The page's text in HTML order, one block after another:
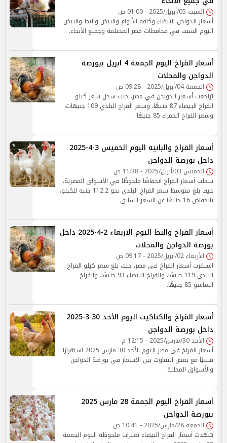
السبت 05/أبريل/2025 - 01:00 ص
أسعار الدواجن البيضاء وكافة الأنواع والبيض والبط والبيض
اليوم السبت في محافظات مصر المختلفة وجميع الأنحاء.
أسعار الفراخ اليوم الجمعة 4 ابريل ببورصة
الدواجن والمحلات
الجمعة 04/أبريل/2025 - 09:28 ص
تراجعت أسعار الدواجن في مصر، حيث سجل سعر كيلو
الفراخ البيضاء 87 جنيهًا، وسعر الفراخ البلدي 109 جنيهات،
وسعر الفراخ الحمراء 85 جنيهًا.
أسعار الفراخ والبانيه اليوم الخميس 3-4-2025
داخل بورصة الدواجن
الخميس 03/أبريل/2025 - 11:38 ص
سجلت أسعار الفراخ انخفاضًا ملحوظًا في الأسواق المصرية،
حيث بلغ متوسط سعر الفراخ البلدي نحو 112.2 جنيه للكيلو،
بانخفاض 16 جنيهًا عن السعر السابق
أسعار الفراخ والبط اليوم الاربعاء 2-4-2025 داخل
بورصة الدواجن والمحلات
الأربعاء 02/أبريل/2025 - 09:17 ص
استقرت أسعار الفراخ في مصر، حيث بلغ سعر كيلو الفراخ
البلدي 119 جنيهًا، والفراخ البيضاء 93 جنيهًا، والفراخ
الساسو 85 جنيهًا.
أسعار الفراخ والكتاكيت اليوم الأحد 30-3-2025
داخل بورصة الدواجن
الأحد 30/مارس/2025 - 12:15 م
أسعار الفراخ في مصر اليوم الأحد 30 مارس 2025 استقرارًا
نسبيًا مع بعض التفاوت بين الأسعار في بورصة الدواجن
والأسواق المحلية
أسعار الفراخ اليوم الجمعة 28 مارس 2025
ببورصة الدواجن
الجمعة 28/مارس/2025 - 10:41 ص
شهدت أسعار الفراخ البيضاء تغيرات ملحوظة اليوم الجمعة